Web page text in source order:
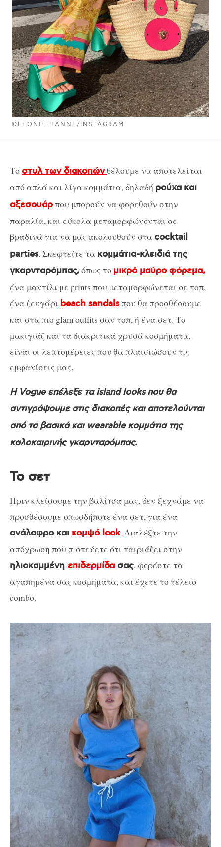
©LEONIE HANNE/INSTAGRAM
Τοστυλ των διακοπώνθέλουμε να αποτελείται
από απλά και λίγα κομμάτια, δηλαδή ρούχα και
αξεσουάρπου μπορούν να φορεθούν στην
παραλία, και εύκολα μεταμορφώνονται σε
βραδινά για να μας ακολουθούν σταcocktail
parties. Σκεφτείτε τα κομμάτια-κλειδιά της
γκαρνταρόμπας,όπως το μικρό μαύρο φόρεμα,
ένα μαντίλι με prints που μεταμορφώνεται σε τοπ,
ένα ζευγάρι beach sandalsπου θα προσθέσουμε
και στα πιο glam outfits σαν τοπ, ή ένα σετ. Το
μακιγιάζ και τα διακριτικά χρυσά κοσμήματα,
είναι οι λεπτομέρειες που θα πλαισιώσουν τις
εμφανίσεις μας.
Η Vogue επέλεξε τα island looks που θα
αντιγράψουμε στις διακοπές και αποτελούνται
από τα βασικά και wearable κομμάτια της
καλοκαιρινής γκαρνταρόμπας.
Το σετ
Πριν κλείσουμε την βαλίτσα μας, δεν ξεχνάμε να
προσθέσουμε οπωσδήποτε ένα σετ, για ένα
ανάλαφρο και κομψό look. Διαλέξτε την
απόχρωση που πιστεύετε ότι ταιριάζει στην
ηλιοκαμμένη επιδερμίδα σας, φορέστε τα
αγαπημένα σας κοσμήματα, και έχετε το τέλειο
combo.